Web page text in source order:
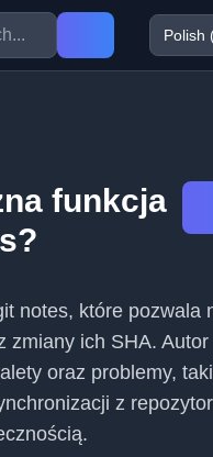
funkcja
notes, które pozwala
zmiany ich SHA.
oraz problemy,
z